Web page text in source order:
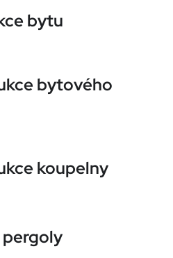
bytu
bytového
koupelny